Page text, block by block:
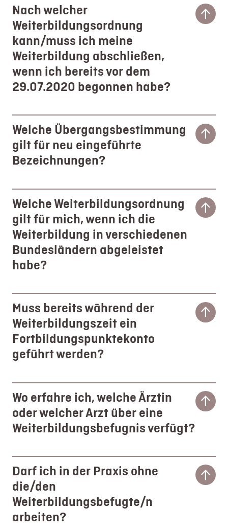
Nach welcher
Weiterbildungsordnung
kann/muss ich meine
Weiterbildung abschließen,
wenn ich bereits vor dem
29.07.2020 begonnen habe?
Welche Übergangsbestimmung
gilt für neu eingeführte
Bezeichnungen?
Welche Weiterbildungsordnung
gilt für mich, wenn ich die
Weiterbildung in verschiedenen
Bundesländern abgeleistet
habe?
Muss bereits während der
Weiterbildungszeit ein
Fortbildungspunktekonto
geführt werden?
Wo erfahre ich, welche Ärztin
oder welcher Arzt über eine
Weiterbildungsbefugnis verfügt?
Darf ich in der Praxis ohne
die/den
Weiterbildungsbefugte/n
arbeiten?